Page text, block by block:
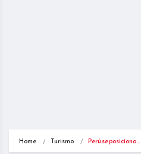
Home Turismo Perú se posiciona…